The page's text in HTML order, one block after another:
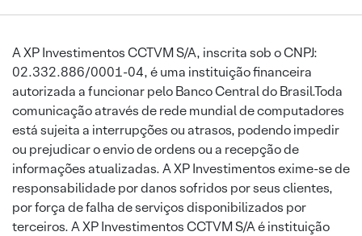
A XP Investimentos CCTVM S/A, inscrita sob o CNPJ:
02.332.886/0001-04, é uma instituição financeira
autorizada a funcionar pelo Banco Central do Brasil.Toda
comunicação através de rede mundial de computadores
está sujeita a interrupções ou atrasos, podendo impedir
ou prejudicar o envio de ordens ou a recepção de
informações atualizadas. A XP Investimentos exime-se de
responsabilidade por danos sofridos por seus clientes,
por força de falha de serviços disponibilizados por
terceiros. A XP Investimentos CCTVM S/A é instituição